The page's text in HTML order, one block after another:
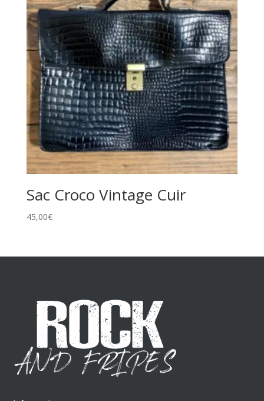
Sac Croco Vintage Cuir
45,00€